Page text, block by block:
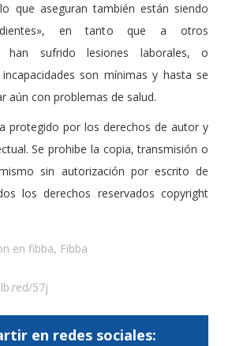
que aseguran también están siendo
en tanto que a otros
han sufrido lesiones laborales, o
son mínimas y hasta se
aún con problemas de salud.
protegido por los derechos de autor y
Se prohibe la copia, transmisión o
sin autorización por escrito de
los derechos reservados copyright
en fibba, Fibba
57j
en redes sociales: